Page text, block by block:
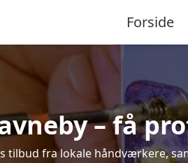
Forside
– få
tilbud fra lokale håndværkere,